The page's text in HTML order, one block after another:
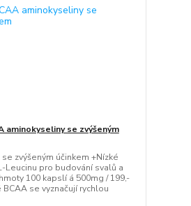
aminokyseliny se zvýšeným
zvýšeným účinkem +Nízké
Leucinu pro budování svalů a
100 kapslí á 500mg / 199,-
BCAA se vyznačují rychlou